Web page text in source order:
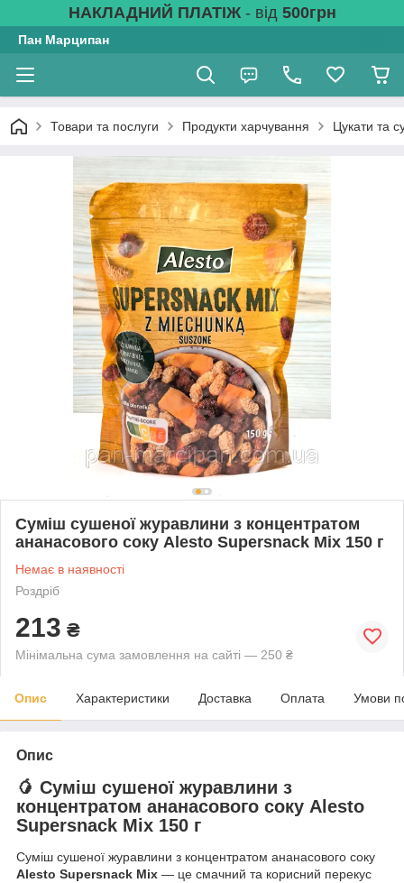
НАКЛАДНИЙ ПЛАТІЖ- від 500грн
Пан Марципан
Товари та послуги Продукти харчування Цукати та
Суміш сушеної журавлини з концентратом
ананасового соку Alesto Supersnack Mix 150 г
Немає в наявності
Роздріб
213 ₴
Мінімальна сума замовлення на сайті — 250 ₴
Опис Характеристики Доставка Оплата Умови
Опис
🥭 Суміш сушеної журавлини з
концентратом ананасового соку Alesto
Supersnack Mix 150 г
Суміш сушеної журавлини з концентратом ананасового соку
Alesto Supersnack Mix — це смачний та корисний перекус